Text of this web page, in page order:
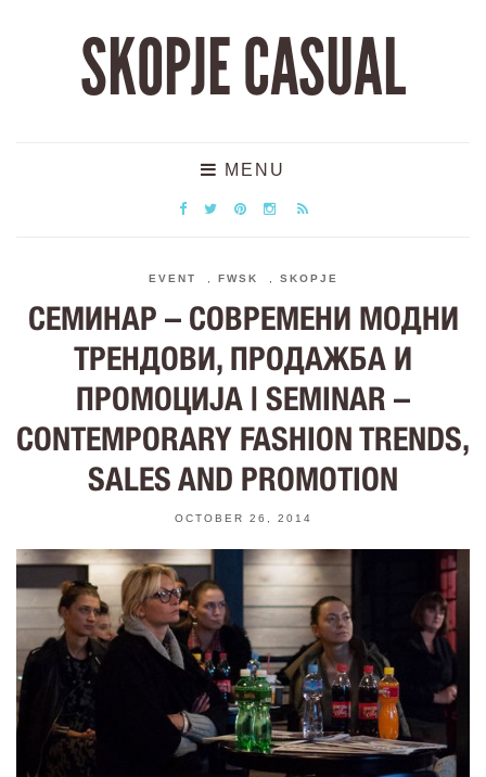
SKOPJE CASUAL
MENU
EVENT FWSK SKOPJE
СЕМИНАР – СОВРЕМЕНИ МОДНИ
ТРЕНДОВИ, ПРОДАЖБА И
ПРОМОЦИЈА | SEMINAR –
CONTEMPORARY FASHION TRENDS,
SALES AND PROMOTION
OCTOBER 26, 2014